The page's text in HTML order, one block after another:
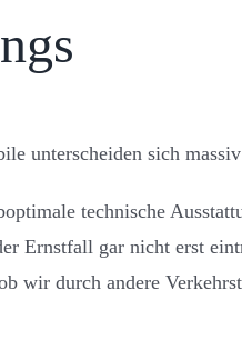
unterscheiden sich
technische
Ernstfall gar nicht erst
wir durch andere